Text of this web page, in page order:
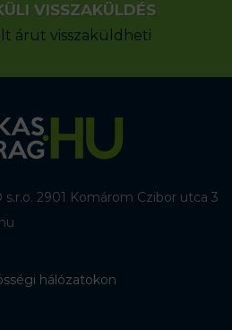
VISSZAKÜLDÉS
árut visszaküldheti
2901 Komárom Czibor utca 3
hálózatokon